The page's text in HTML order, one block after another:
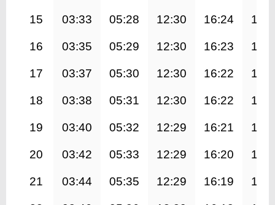
15 03:33 05:28 12:30 16:24
16 03:35 05:29 12:30 16:23
17 03:37 05:30 12:30 16:22
18 03:38 05:31 12:30 16:22
19 03:40 05:32 12:29 16:21
20 03:42 05:33 12:29 16:20
21 03:44 05:35 12:29 16:19